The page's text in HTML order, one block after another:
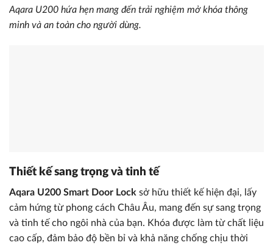
Aqara U200 hứa hẹn mang đến trải nghiệm mở khóa thông
minh và an toàn cho người dùng.
Thiết kế sang trọng và tinh tế
Aqara U200 Smart Door Lock sở hữu thiết kế hiện đại, lấy
cảm hứng từ phong cách Châu Âu, mang đến sự sang trọng
và tinh tế cho ngôi nhà của bạn. Khóa được làm từ chất liệu
cao cấp, đảm bảo độ bền bỉ và khả năng chống chịu thời